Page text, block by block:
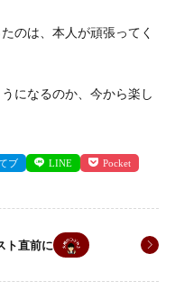
のは、本人が頑張ってく
になるのか、今から楽し
ブ LINE Pocket
ト直前に